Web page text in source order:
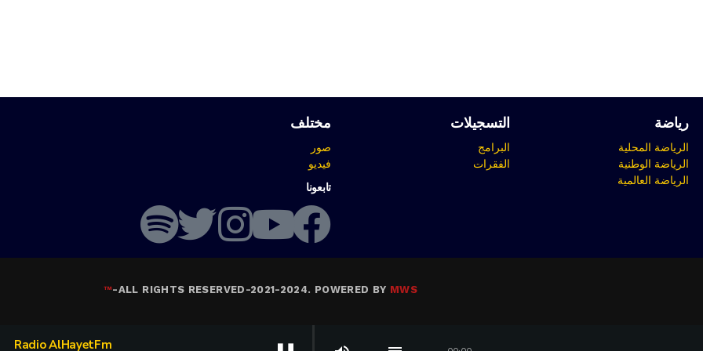
Radio AlHayetFm
رياضة
الرياضة المحلية
الرياضة الوطنية
الرياضة العالمية
التسجيلات
البرامج
الفقرات
مختلف
صور
فيديو
تابعونا
ALL RIGHTS RESERVED-2021-2024. POWERED BY MWS
-
™